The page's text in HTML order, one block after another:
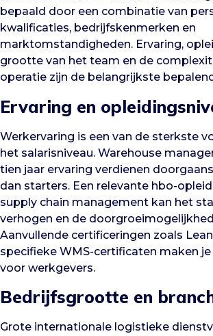
bepaald door een combinatie van
kwalificaties, bedrijfskenmerken en
marktomstandigheden. Ervaring,
grootte van het team en de
operatie zijn de belangrijkste
Ervaring en
Werkervaring is een van de sterkste
het salarisniveau. Warehouse
tien jaar ervaring verdienen
dan starters. Een relevante hbo-
supply chain management kan het
verhogen en de
Aanvullende certificeringen zoals
specifieke WMS-certificaten maken
voor werkgevers.
Bedrijfsgrootte en
Grote internationale logistieke